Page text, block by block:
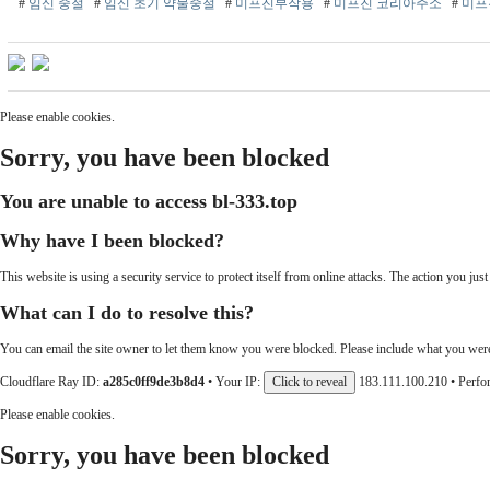
# 임신 중절 # 임신 초기 약물중절 # 미프진부작용 # 미프진 코리아주소 # 미
Please enable cookies.
Sorry, you have been blocked
You are unable to access bl-333.top
Why have I been blocked?
This website is using a security service to protect itself from online attacks. The action you
What can I do to resolve this?
You can email the site owner to let them know you were blocked. Please include what you
Cloudflare Ray ID: a285c0ff9de3b8d4 • Your IP: Click to reveal 183.111.100.210 •
Please enable cookies.
Sorry, you have been blocked